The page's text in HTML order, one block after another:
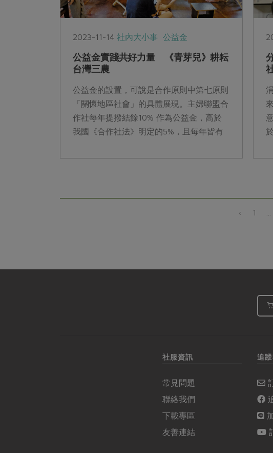
2023-11-14 社內大小事 公益金
公益金實踐共好力量 《青芽兒》耕耘
台灣三農
公益金的設置，可說是合作原則中第七原則
「關懷地區社會」的具體展現。主婦聯盟合
作社每年提撥結餘10% 作為公益金，高於
我國《合作社法》明定的5%，且每年皆有
是成就公益金的點滴，促使更多美好的事得
‹ 1
社服資訊
常見問題
聯絡我們
下載專區
友善連結
追